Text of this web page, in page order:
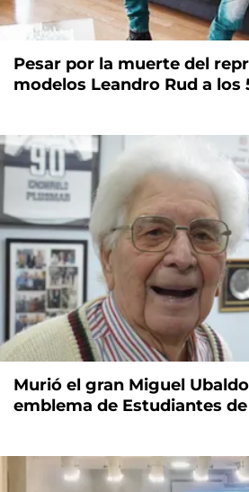
Pesar por la muerte del
modelos Leandro Rud a los
Murió el gran Miguel
emblema de Estudiantes